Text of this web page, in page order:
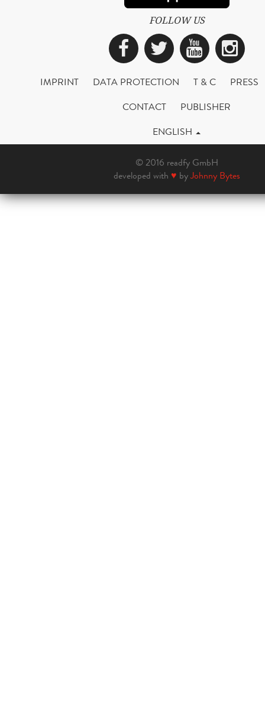
FOLLOW US
Facebook
Twitter
IMPRINT DATA PROTECTION T & C
PRESS
CONTACT
PUBLISHER
ENGLISH
© 2016 readfy GmbH
developed with ♥ byJohnny Bytes